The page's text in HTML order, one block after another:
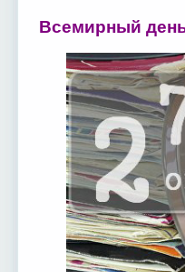
22 курганские
Всемирный